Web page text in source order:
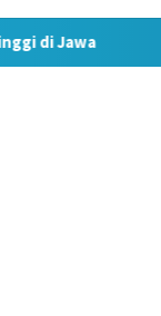
Pimpin Strategi